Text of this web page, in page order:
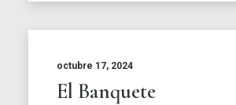
octubre 17, 2024
El Banquete